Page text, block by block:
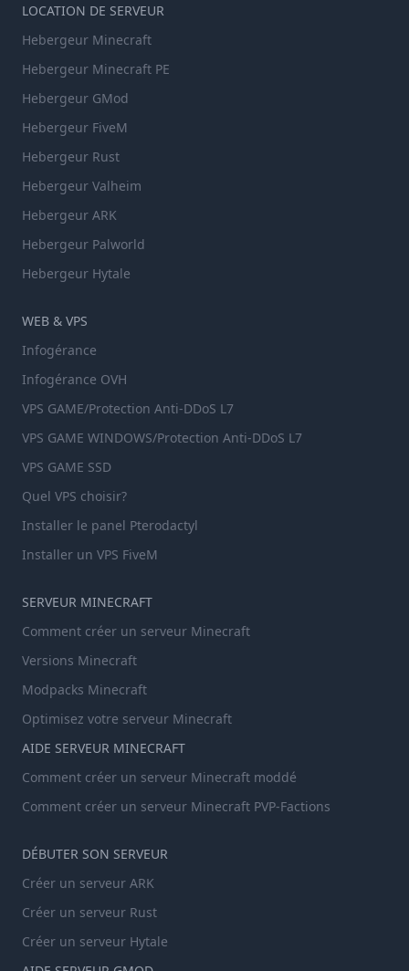
LOCATION DE SERVEUR
Hebergeur Minecraft
Hebergeur Minecraft PE
Hebergeur GMod
Hebergeur FiveM
Hebergeur Rust
Hebergeur Valheim
Hebergeur ARK
Hebergeur Palworld
Hebergeur Hytale
WEB & VPS
Infogérance
Infogérance OVH
VPS GAME/Protection Anti-DDoS L7
VPS GAME WINDOWS/Protection Anti-DDoS L7
VPS GAME SSD
Quel VPS choisir?
Installer le panel Pterodactyl
Installer un VPS FiveM
SERVEUR MINECRAFT
Comment créer un serveur Minecraft
Versions Minecraft
Modpacks Minecraft
Optimisez votre serveur Minecraft
AIDE SERVEUR MINECRAFT
Comment créer un serveur Minecraft moddé
Comment créer un serveur Minecraft PVP-Factions
DÉBUTER SON SERVEUR
Créer un serveur ARK
Créer un serveur Rust
Créer un serveur Hytale